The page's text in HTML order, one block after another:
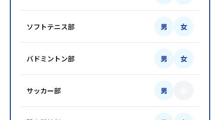
ソフトテニス部 男 女
バドミントン部 男 女
サッカー部 男